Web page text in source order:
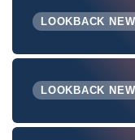
LOOKBACK
LOOKBACK